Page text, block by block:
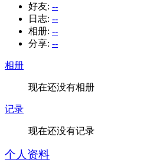
好友: --
日志: --
相册: --
分享: --
相册
现在还没有相册
记录
现在还没有记录
个人资料